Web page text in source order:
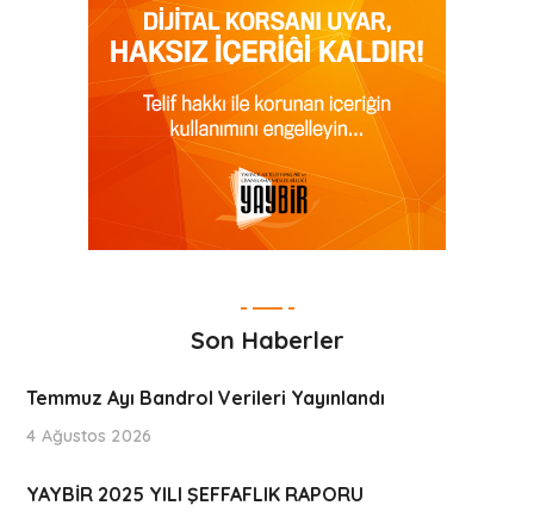
Son Haberler
Temmuz Ayı Bandrol Verileri Yayınlandı
4 Ağustos 2026
YAYBİR 2025 YILI ŞEFFAFLIK RAPORU